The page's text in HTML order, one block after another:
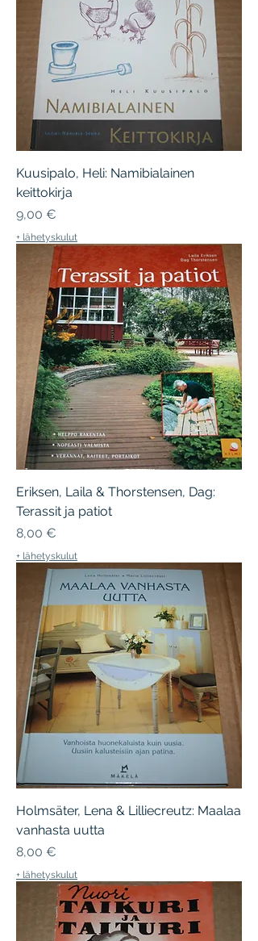
Kuusipalo, Heli: Namibialainen
keittokirja
Hinta
9,00 €
+ lähetyskulut
Eriksen, Laila & Thorstensen, Dag:
Terassit ja patiot
Hinta
8,00 €
+ lähetyskulut
Holmsäter, Lena & Lilliecreutz: Maalaa
vanhasta uutta
Hinta
8,00 €
+ lähetyskulut